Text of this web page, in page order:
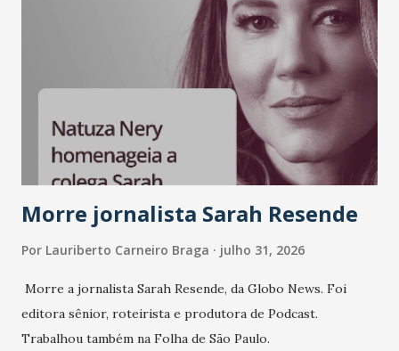
e consistência ganham peso nas conversas sobre marca,
liderança e estratégia. - Vivemos um momento em que todo
mundo fala muito e poucos entregam de verdade. O NM2B
sempre existiu para dar palco a quem constrói com
consistência, e nesta edição isso fica ainda mais claro.
Vamos reforçar que ser genuíno sustenta a confiança entre
marcas, pessoas e mercado", afirma Tamires So...
Morre jornalista Sarah Resende
Por Lauriberto Carneiro Braga julho 31, 2026
Morre a jornalista Sarah Resende, da Globo News. Foi
editora sênior, roteirista e produtora de Podcast.
Trabalhou também na Folha de São Paulo.